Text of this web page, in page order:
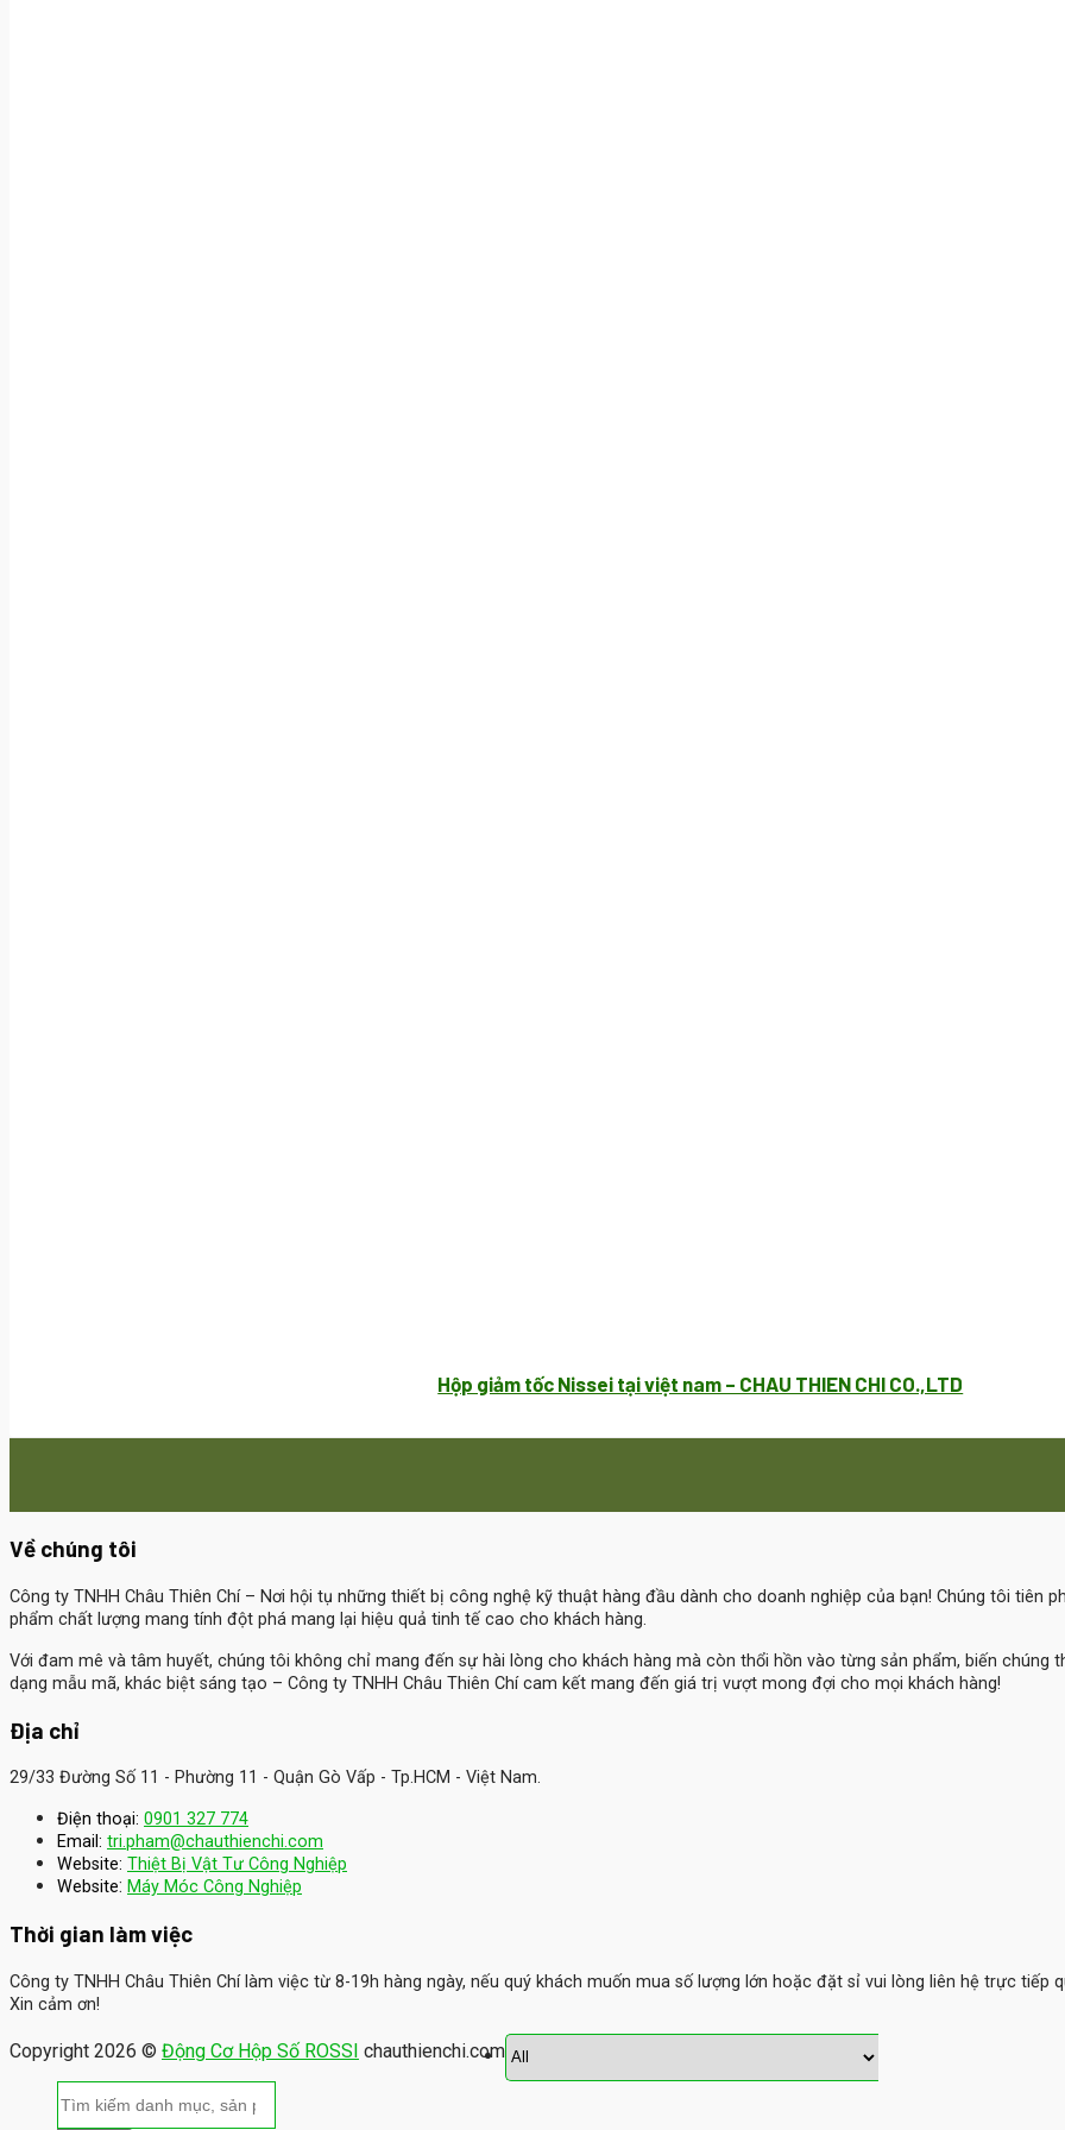
Hộp giảm tốc Nissei tại việt nam – CHAU THIEN CHI CO.,LTD
Về chúng tôi
Công ty TNHH Châu Thiên Chí– Nơi hội tụ những thiết bị công nghệ kỹ thuật hàng đầu dành cho doanh nghiệp của bạn! Chúng tôi tiên
phẩm chất lượng mang tính đột phá mang lại hiệu quả tinh tế cao cho khách hàng.
Với đam mê và tâm huyết, chúng tôi không chỉ mang đến sự hài lòng cho khách hàng mà còn thổi hồn vào từng sản phẩm, biến chúng
dạng mẫu mã, khác biệt sáng tạo – Công ty TNHH Châu Thiên Chí cam kết mang đến giá trị vượt mong đợi cho mọi khách hàng!
Địa chỉ
29/33 Đường Số 11 - Phường 11 - Quận Gò Vấp - Tp.HCM - Việt Nam.
Điện thoại: 0901 327 774
Email: tri.pham@chauthienchi.com
Website: Thiệt Bị Vật Tư Công Nghiệp
Website: Máy Móc Công Nghiệp
Thời gian làm việc
Công ty TNHH Châu Thiên Chí làm việc từ 8-19h hàng ngày, nếu quý khách muốn mua số lượng lớn hoặc đặt sỉ vui lòng liên hệ trực tiếp
Xin cảm ơn!
Copyright 2026 © Động Cơ Hộp Số ROSSI chauthienchi.com